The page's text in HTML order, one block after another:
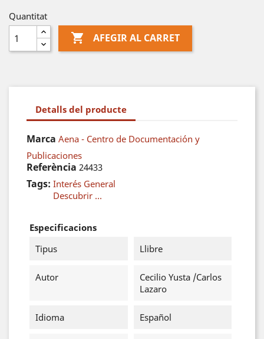
Quantitat
 AFEGIR AL CARRET
Detalls del producte
Marca Aena - Centro de Documentación y
Publicaciones
Referència 24433
Tags: Interés General
Descubrir ...
Especificacions
Tipus
Llibre
Autor
Cecilio Yusta /Carlos
Lazaro
Idioma Español